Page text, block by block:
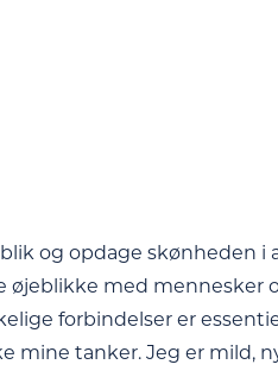
og opdage skønheden i
med mennesker
forbindelser er
mine tanker. Jeg er mild,